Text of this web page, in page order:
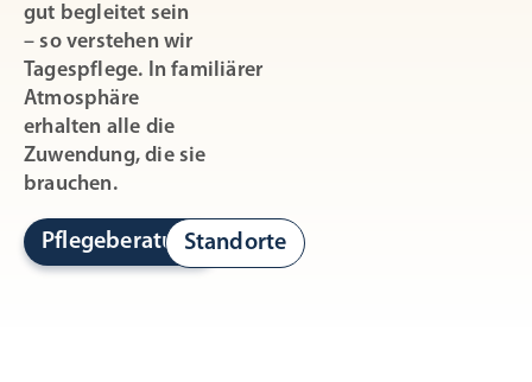
gut begleitet sein
– so verstehen wir
Tagespflege. In familiärer
Atmosphäre
erhalten alle die
Zuwendung, die sie
brauchen.
PflegeberatungStandorte